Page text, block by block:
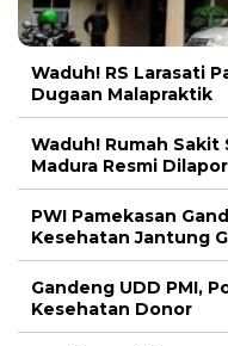
Waduh! RS Larasati
Dugaan Malapraktik
Waduh! Rumah Sakit
Madura Resmi
PWI Pamekasan
Kesehatan Jantung
Gandeng UDD PMI,
Kesehatan Donor